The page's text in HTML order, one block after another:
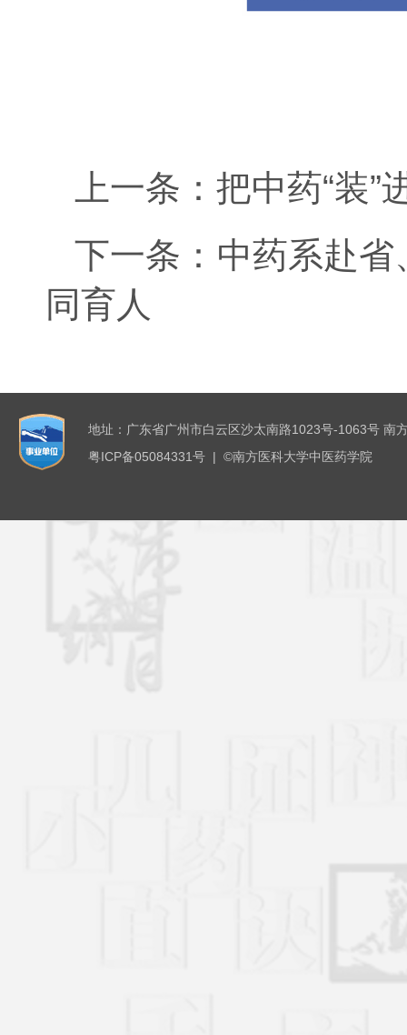
上一条： 把中药“装”
下一条： 中药系赴
同育人
地址：广东省广州市白云区沙太南路1023号-1063号 南
粤ICP备05084331号 | ©南方医科大学中医药学院